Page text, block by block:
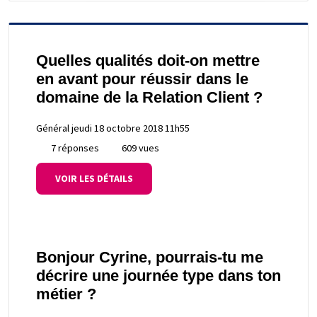
Quelles qualités doit-on mettre
en avant pour réussir dans le
domaine de la Relation Client ?
Général jeudi 18 octobre 2018 11h55
7 réponses
609 vues
VOIR LES DÉTAILS
Bonjour Cyrine, pourrais-tu me
décrire une journée type dans ton
métier ?